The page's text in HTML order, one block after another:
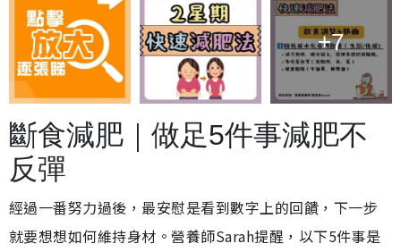
+7
斷食減肥｜做足5件事減肥不
反彈
經過一番努力過後，最安慰是看到數字上的回饋，下一步
就要想想如何維持身材。營養師Sarah提醒，以下5件事是